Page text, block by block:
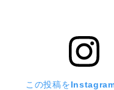
この投稿を